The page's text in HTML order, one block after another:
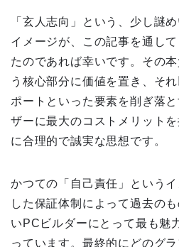
「玄人志向」という、少し謎
イメージが、この記事を通し
たのであれば幸いです。その
う核心部分に価値を置き、そ
ポートといった要素を削ぎ落
ザーに最大のコストメリット
に合理的で誠実な思想です。
かつての「自己責任」という
した保証体制によって過去の
いPCビルダーにとって最も魅
っています。最終的にどのグ